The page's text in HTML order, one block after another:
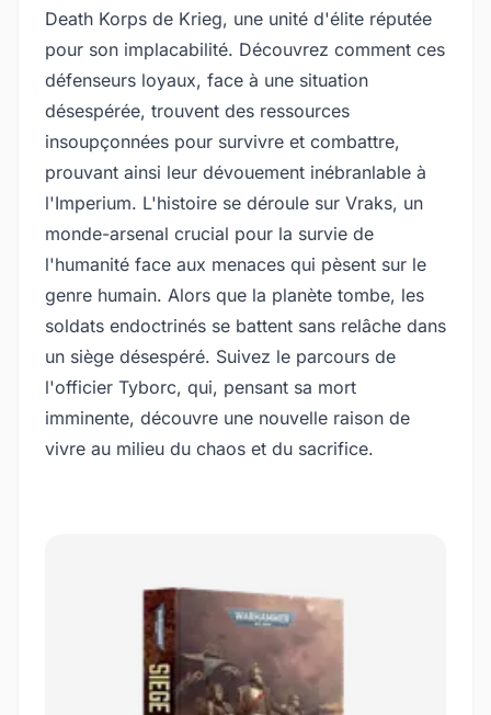
Death Korps de Krieg, une unité d'élite réputée
pour son implacabilité. Découvrez comment ces
défenseurs loyaux, face à une situation
désespérée, trouvent des ressources
insoupçonnées pour survivre et combattre,
prouvant ainsi leur dévouement inébranlable à
l'Imperium. L'histoire se déroule sur Vraks, un
monde-arsenal crucial pour la survie de
l'humanité face aux menaces qui pèsent sur le
genre humain. Alors que la planète tombe, les
soldats endoctrinés se battent sans relâche dans
un siège désespéré. Suivez le parcours de
l'officier Tyborc, qui, pensant sa mort
imminente, découvre une nouvelle raison de
vivre au milieu du chaos et du sacrifice.